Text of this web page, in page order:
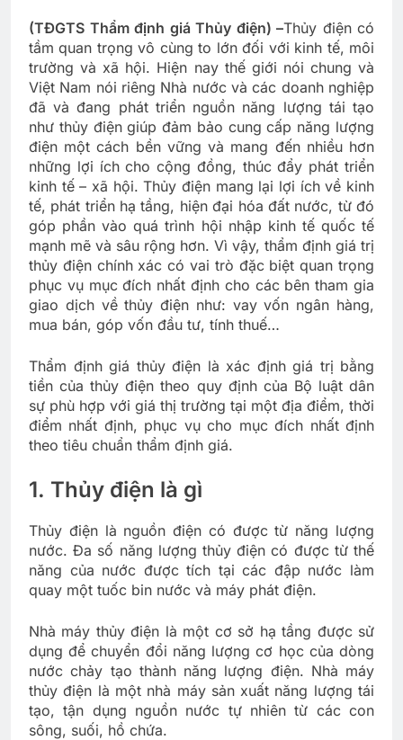
(TĐGTS Thẩm định giá Thủy điện) –Thủy điện có
tầm quan trọng vô cùng to lớn đối với kinh tế, môi
trường và xã hội. Hiện nay thế giới nói chung và
Việt Nam nói riêng Nhà nước và các doanh nghiệp
đã và đang phát triển nguồn năng lượng tái tạo
như thủy điện giúp đảm bảo cung cấp năng lượng
điện một cách bền vững và mang đến nhiều hơn
những lợi ích cho cộng đồng, thúc đẩy phát triển
kinh tế – xã hội. Thủy điện mang lại lợi ích về kinh
tế, phát triển hạ tầng, hiện đại hóa đất nước, từ đó
góp phần vào quá trình hội nhập kinh tế quốc tế
mạnh mẽ và sâu rộng hơn. Vì vậy, thẩm định giá trị
thủy điện chính xác có vai trò đặc biệt quan trọng
phục vụ mục đích nhất định cho các bên tham gia
giao dịch về thủy điện như: vay vốn ngân hàng,
mua bán, góp vốn đầu tư, tính thuế…
Thẩm định giá thủy điện là xác định giá trị bằng
tiền của thủy điện theo quy định của Bộ luật dân
sự phù hợp với giá thị trường tại một địa điểm, thời
điểm nhất định, phục vụ cho mục đích nhất định
theo tiêu chuẩn thẩm định giá.
1. Thủy điện là gì
Thủy điện là nguồn điện có được từ năng lượng
nước. Đa số năng lượng thủy điện có được từ thế
năng của nước được tích tại các đập nước làm
quay một tuốc bin nước và máy phát điện.
Nhà máy thủy điện là một cơ sở hạ tầng được sử
dụng để chuyển đổi năng lượng cơ học của dòng
nước chảy tạo thành năng lượng điện. Nhà máy
thủy điện là một nhà máy sản xuất năng lượng tái
tạo, tận dụng nguồn nước tự nhiên từ các con
sông, suối, hồ chứa.